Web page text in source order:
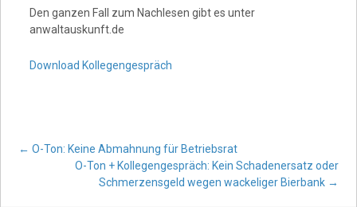
Den ganzen Fall zum Nachlesen gibt es unter
anwaltauskunft.de
Download Kollegengespräch
Post
← O-Ton: Keine Abmahnung für Betriebsrat
O-Ton + Kollegengespräch: Kein Schadenersatz oder
Schmerzensgeld wegen wackeliger Bierbank →